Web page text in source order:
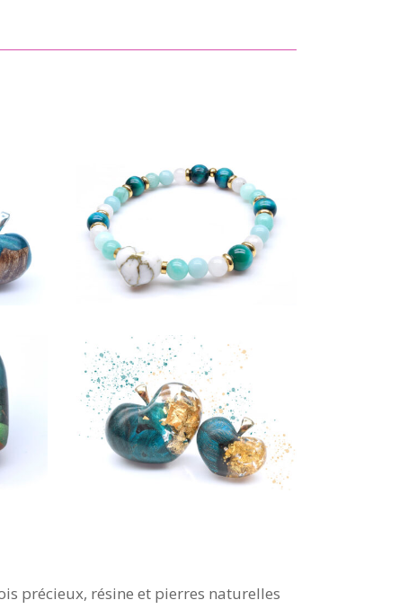
précieux, résine et pierres naturelles